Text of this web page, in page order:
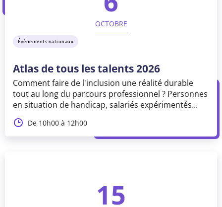
OCTOBRE
Évènements nationaux
Atlas de tous les talents 2026
Comment faire de l'inclusion une réalité durable
tout au long du parcours professionnel ? Personnes
en situation de handicap, salariés expérimentés...
De 10h00 à 12h00
15